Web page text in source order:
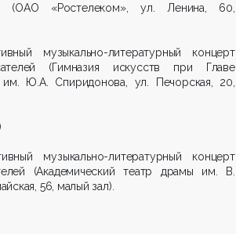
(ОАО «Ростелеком», ул. Ленина, 60,
музыкально-литературный концерт
(Гимназия искусств при Главе
Ю.А. Спиридонова, ул. Печорская, 20,
музыкально-литературный концерт
(Академический театр драмы им. В.
56, малый зал).